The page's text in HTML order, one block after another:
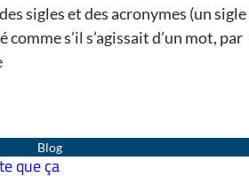
sigles et des acronymes (un sigle
s’il s’agissait d’un mot, par
que ça